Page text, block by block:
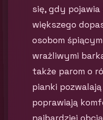
się, gdy
większego
osobom
wrażliwymi
także parom o
pianki
poprawiają